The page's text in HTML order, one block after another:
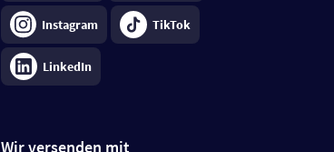
Instagram TikTok
LinkedIn
Wir versenden mit